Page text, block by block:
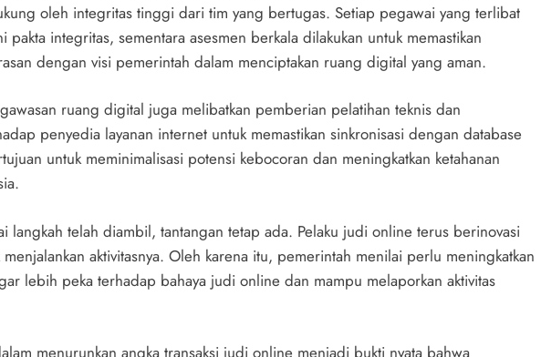
oleh integritas tinggi dari tim yang bertugas. Setiap pegawai yang terlibat
pakta integritas, sementara asesmen berkala dilakukan untuk memastikan
dengan visi pemerintah dalam menciptakan ruang digital yang aman.
ruang digital juga melibatkan pemberian pelatihan teknis dan
penyedia layanan internet untuk memastikan sinkronisasi dengan database
untuk meminimalisasi potensi kebocoran dan meningkatkan ketahanan
langkah telah diambil, tantangan tetap ada. Pelaku judi online terus berinovasi
aktivitasnya. Oleh karena itu, pemerintah menilai perlu meningkatkan
lebih peka terhadap bahaya judi online dan mampu melaporkan aktivitas